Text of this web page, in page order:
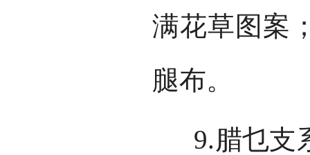
满花草图案
腿布。
9.腊乜支